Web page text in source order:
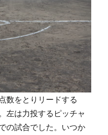
数をとりリードする
左は力投するピッチャ
の試合でした。いつか